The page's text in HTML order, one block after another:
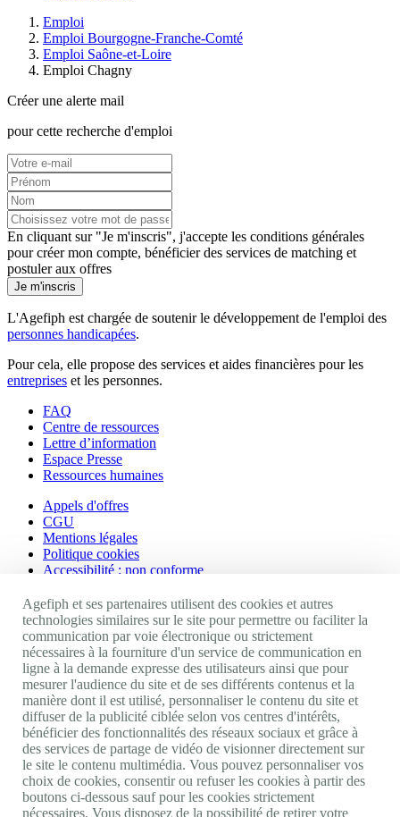
Emploi
Emploi Bourgogne-Franche-Comté
Emploi Saône-et-Loire
Emploi Chagny
Créer une alerte mail
pour cette recherche d'emploi
En cliquant sur "Je m'inscris", j'accepte les conditions générales
pour créer mon compte, bénéficier des services de matching et
postuler aux offres
Je m'inscris
L'Agefiph est chargée de soutenir le développement de l'emploi des
personnes handicapées.
Pour cela, elle propose des services et aides financières pour les
entreprises et les personnes.
FAQ
Centre de ressources
Lettre d’information
Espace Presse
Ressources humaines
Appels d'offres
CGU
Mentions légales
Politique cookies
Accessibilité : non conforme
Nos autres sites
Site portail Agefiph
Activateur de progrès
Handinnov
Innovation et recherche
Université du RRH
Service AppuiPro
Nous suivre
Youtube
Agefiph et ses partenaires utilisent des cookies et autres
technologies similaires sur le site pour permettre ou faciliter la
communication par voie électronique ou strictement
nécessaires à la fourniture d'un service de communication en
ligne à la demande expresse des utilisateurs ainsi que pour
mesurer l'audience du site et de ses différents contenus et la
manière dont il est utilisé, personnaliser le contenu du site et
diffuser de la publicité ciblée selon vos centres d'intérêts,
bénéficier des fonctionnalités des réseaux sociaux et grâce à
des services de partage de vidéo de visionner directement sur
le site le contenu multimédia. Vous pouvez personnaliser vos
choix de cookies, consentir ou refuser les cookies à partir des
boutons ci-dessous sauf pour les cookies strictement
nécessaires. Vous disposez de la possibilité de retirer votre